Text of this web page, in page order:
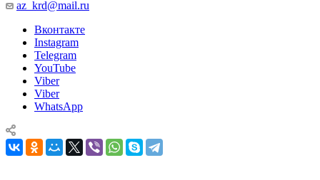
az_krd@mail.ru
Вконтакте
Instagram
Telegram
YouTube
Viber
Viber
WhatsApp